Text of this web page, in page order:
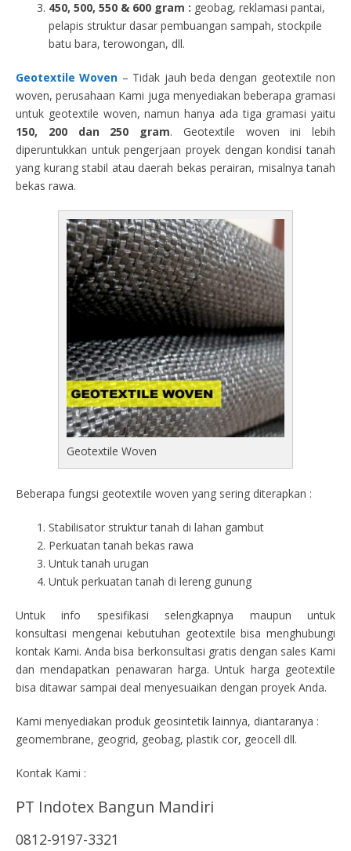
450, 500, 550 & 600 gram : geobag, reklamasi pantai,
pelapis struktur dasar pembuangan sampah, stockpile
batu bara, terowongan, dll.
Geotextile Woven – Tidak jauh beda dengan geotextile non
woven, perusahaan Kami juga menyediakan beberapa gramasi
untuk geotextile woven, namun hanya ada tiga gramasi yaitu
150, 200 dan 250 gram. Geotextile woven ini lebih
diperuntukkan untuk pengerjaan proyek dengan kondisi tanah
yang kurang stabil atau daerah bekas perairan, misalnya tanah
bekas rawa.
Geotextile Woven
Beberapa fungsi geotextile woven yang sering diterapkan :
Stabilisator struktur tanah di lahan gambut
Perkuatan tanah bekas rawa
Untuk tanah urugan
Untuk perkuatan tanah di lereng gunung
Untuk info spesifikasi selengkapnya maupun untuk
konsultasi mengenai kebutuhan geotextile bisa menghubungi
kontak Kami. Anda bisa berkonsultasi gratis dengan sales Kami
dan mendapatkan penawaran harga. Untuk harga geotextile
bisa ditawar sampai deal menyesuaikan dengan proyek Anda.
Kami menyediakan produk geosintetik lainnya, diantaranya :
geomembrane, geogrid, geobag, plastik cor, geocell dll.
Kontak Kami :
PT Indotex Bangun Mandiri
0812-9197-3321